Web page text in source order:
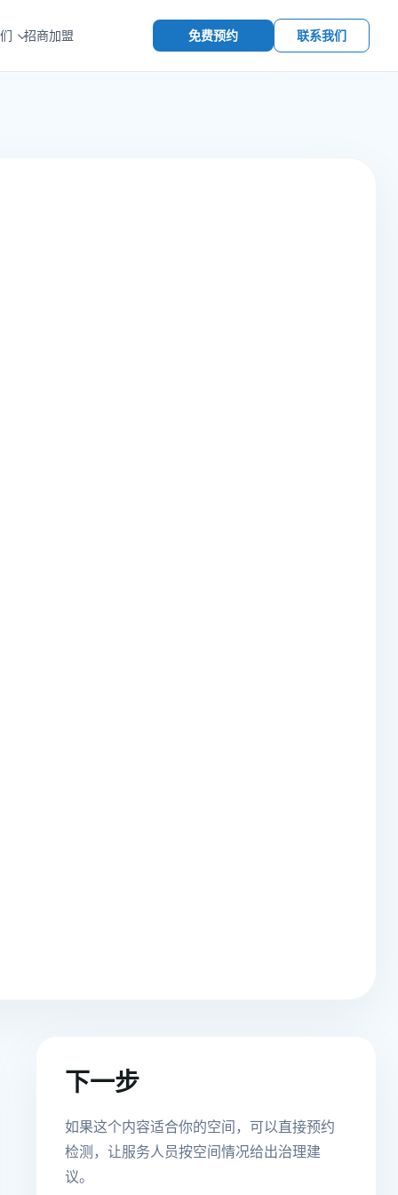
招商加盟 免费预约 联系我们
下一步
如果这个内容适合你的空间，可以直接预约
检测，让服务人员按空间情况给出治理建
议。